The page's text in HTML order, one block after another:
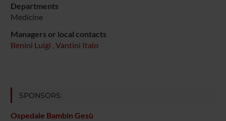
Departments
Medicine
Managers or local contacts
Benini Luigi , Vantini Italo
SPONSORS:
Ospedale Bambin Gesù